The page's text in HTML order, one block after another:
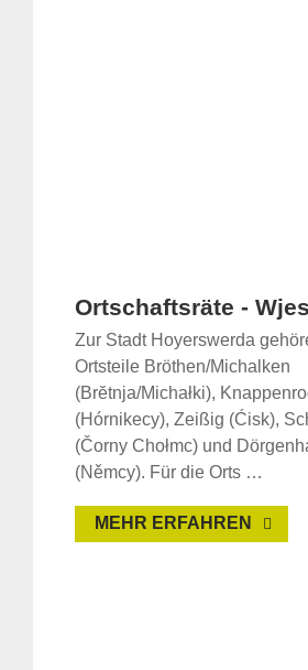
Ortschaftsräte -
Zur Stadt Hoyerswerda
Ortsteile Bröthen/Michalken
(Brĕtnja/Michałki),
(Hórnikecy), Zeißig (Ćisk),
(Čorny Chołmc) und
(Němcy). Für die Orts …
MEHR ERFAHREN